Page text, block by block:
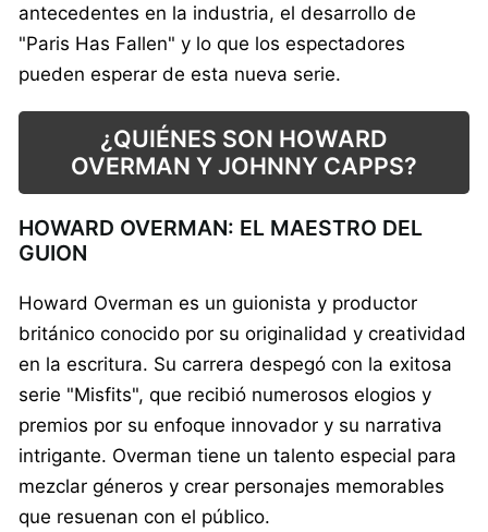
antecedentes en la industria, el desarrollo de
"Paris Has Fallen" y lo que los espectadores
pueden esperar de esta nueva serie.
¿QUIÉNES SON HOWARD
OVERMAN Y JOHNNY CAPPS?
HOWARD OVERMAN: EL MAESTRO DEL
GUION
Howard Overman es un guionista y productor
británico conocido por su originalidad y creatividad
en la escritura. Su carrera despegó con la exitosa
serie "Misfits", que recibió numerosos elogios y
premios por su enfoque innovador y su narrativa
intrigante. Overman tiene un talento especial para
mezclar géneros y crear personajes memorables
que resuenan con el público.